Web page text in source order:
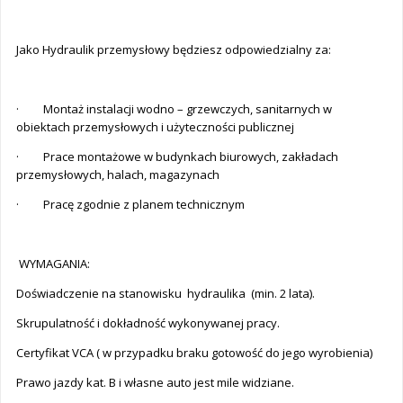
Jako Hydraulik przemysłowy będziesz odpowiedzialny za:
· Montaż instalacji wodno – grzewczych, sanitarnych w
obiektach przemysłowych i użyteczności publicznej
· Prace montażowe w budynkach biurowych, zakładach
przemysłowych, halach, magazynach
· Pracę zgodnie z planem technicznym
WYMAGANIA:
Doświadczenie na stanowisku hydraulika (min. 2 lata).
Skrupulatność i dokładność wykonywanej pracy.
Certyfikat VCA ( w przypadku braku gotowość do jego wyrobienia)
Prawo jazdy kat. B i własne auto jest mile widziane.